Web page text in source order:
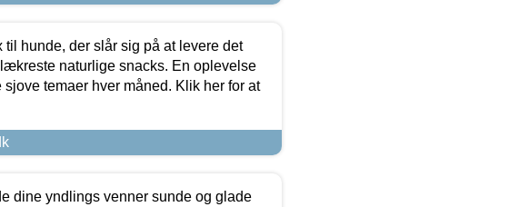
hunde, der slår sig på at levere det
naturlige snacks. En oplevelse
temaer hver måned. Klik her for at
dine yndlings venner sunde og glade